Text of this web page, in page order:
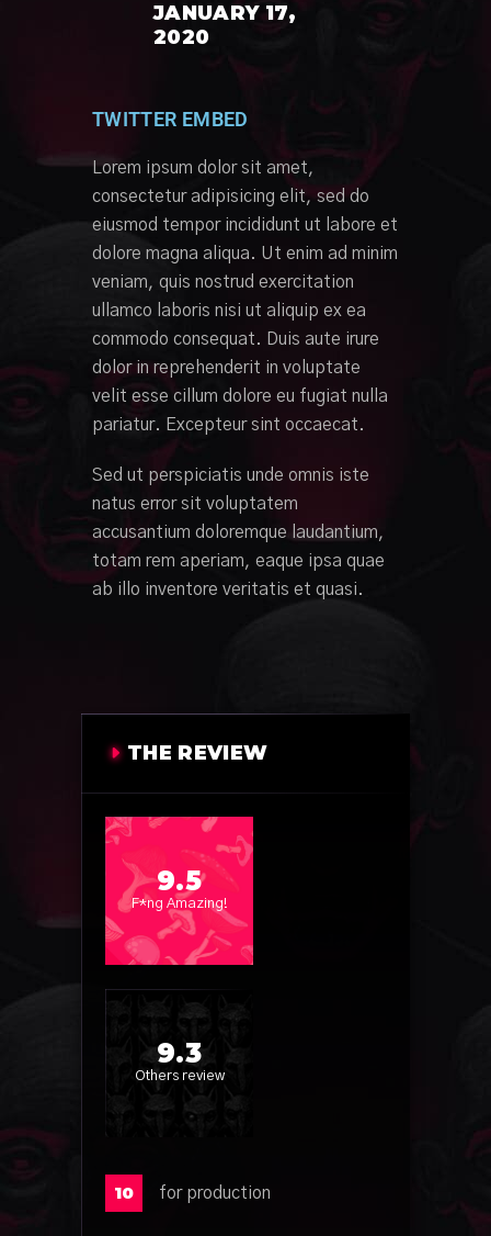
JANUARY 17,
2020
TWITTER EMBED
Lorem ipsum dolor sit amet,
consectetur adipisicing elit, sed do
eiusmod tempor incididunt ut labore et
dolore magna aliqua. Ut enim ad minim
veniam, quis nostrud exercitation
ullamco laboris nisi ut aliquip ex ea
commodo consequat. Duis aute irure
dolor in reprehenderit in voluptate
velit esse cillum dolore eu fugiat nulla
pariatur. Excepteur sint occaecat.
Sed ut perspiciatis unde omnis iste
natus error sit voluptatem
accusantium doloremque laudantium,
totam rem aperiam, eaque ipsa quae
ab illo inventore veritatis et quasi.
THE REVIEW
9.5
F*ng Amazing!
9.3
Others review
10 for production